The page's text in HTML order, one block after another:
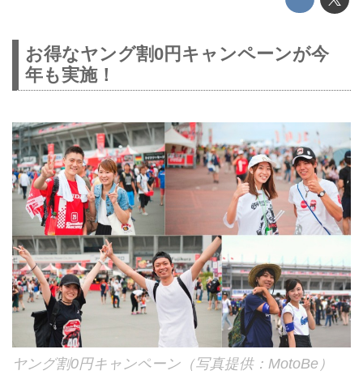
お得なヤング割0円キャンペーンが今
年も実施！
ヤング割0円キャンペーン（写真提供：MotoBe）